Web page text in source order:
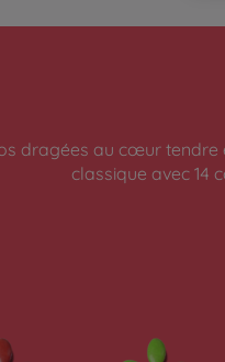
dragées au cœur
classique avec 14